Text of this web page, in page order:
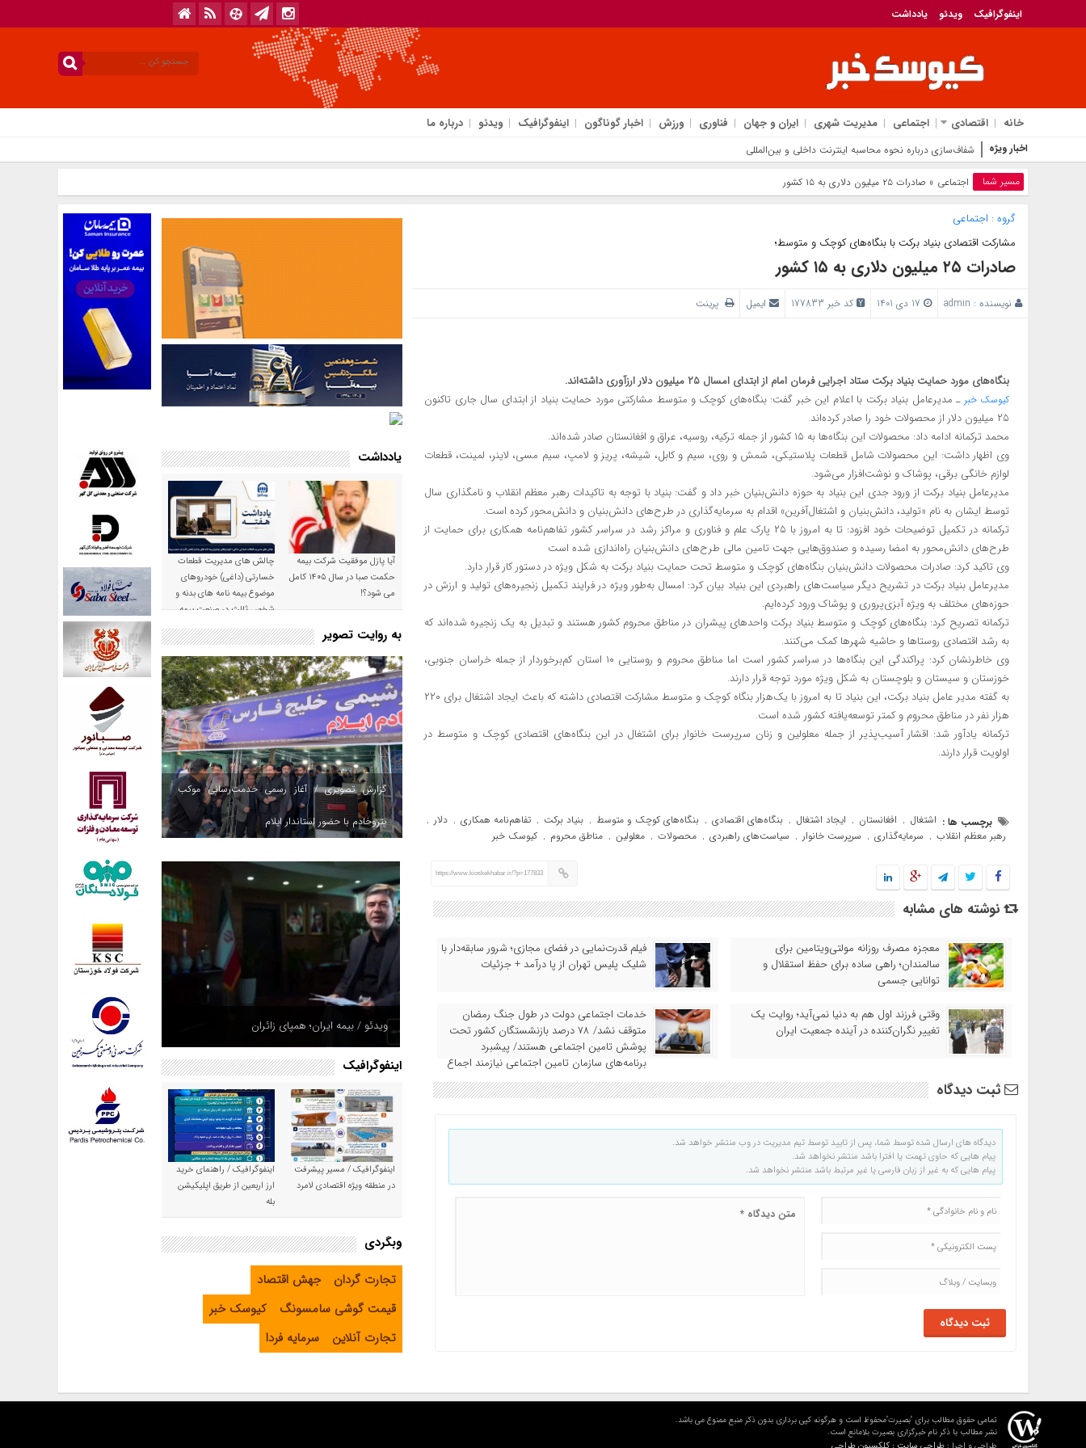
اینفوگرافیک ویدئو یادداشت
خانه اقتصادی اجتماعی مدیریت شهری ایران و جهان فناوری ورزش اخبار گوناگون اینفوگرافیک ویدئو درباره ما
اخبار ویژه شفاف‌سازی درباره نحوه محاسبه اینترنت داخلی و بین‌المللی
مسیر شما اجتماعی » صادرات ۲۵ میلیون دلاری به ۱۵ کشور
گروه : اجتماعی
مشارکت اقتصادی بنیاد برکت با بنگاه‌های کوچک و متوسط؛
صادرات ۲۵ میلیون دلاری به ۱۵ کشور
نویسنده : admin کد خبر 177833 ایمیل پرینت
بنگاه‌های مورد حمایت بنیاد برکت ستاد اجرایی فرمان امام از ابتدای امسال ۲۵ میلیون دلار ارزآوری داشته‌اند.
کیوسک خبر ـ مدیرعامل بنیاد برکت با اعلام این خبر گفت: بنگاه‌های کوچک و متوسط مشارکتی مورد حمایت بنیاد از ابتدای سال جاری تاکنون
۲۵ میلیون دلار از محصولات خود را صادر کرده‌اند.
محمد ترکمانه ادامه داد: محصولات این بنگاه‌ها به ۱۵ کشور از جمله ترکیه، روسیه، عراق و افغانستان صادر شده‌اند.
وی اظهار داشت: این محصولات شامل قطعات پلاستیکی، شمش و روی، سیم و کابل، شیشه، پریز و لامپ، سیم مسی، لاینر، لمینت، قطعات
لوازم خانگی برقی، پوشاک و نوشت‌افزار می‌شود.
مدیرعامل بنیاد برکت از ورود جدی این بنیاد به حوزه دانش‌بنیان خبر داد و گفت: بنیاد با توجه به تاکیدات رهبر معظم انقلاب و نامگذاری سال
توسط ایشان به نام «تولید، دانش‌بنیان و اشتغال‌آفرین» اقدام به سرمایه‌گذاری در طرح‌های دانش‌بنیان و دانش‌محور کرده است.
ترکمانه در تکمیل توضیحات خود افزود: تا به امروز با ۲۵ پارک علم و فناوری و مراکز رشد در سراسر کشور تفاهم‌نامه همکاری برای حمایت از
طرح‌های دانش‌محور به امضا رسیده و صندوق‌هایی جهت تامین مالی طرح‌های دانش‌بنیان راه‌اندازی شده است
وی تاکید کرد: صادرات محصولات دانش‌بنیان بنگاه‌های کوچک و متوسط تحت حمایت بنیاد برکت به شکل ویژه در دستور کار قرار دارد.
مدیرعامل بنیاد برکت در تشریح دیگر سیاست‌های راهبردی این بنیاد بیان کرد: امسال به‌طور ویژه در فرایند تکمیل زنجیره‌های تولید و ارزش در
حوزه‌های مختلف به ویژه آبزی‌پروری و پوشاک ورود کرده‌ایم.
ترکمانه تصریح کرد: بنگاه‌های کوچک و متوسط بنیاد برکت واحدهای پیشران در مناطق محروم کشور هستند و تبدیل به یک زنجیره شده‌اند که
به رشد اقتصادی روستاها و حاشیه شهرها کمک می‌کنند.
وی خاطرنشان کرد: پراکندگی این بنگاه‌ها در سراسر کشور است اما مناطق محروم و روستایی ۱۰ استان کم‌برخوردار از جمله خراسان جنوبی،
خوزستان و سیستان و بلوچستان به شکل ویژه مورد توجه قرار دارند.
به گفته مدیر عامل بنیاد برکت، این بنیاد تا به امروز با یک‌هزار بنگاه کوچک و متوسط مشارکت اقتصادی داشته که باعث ایجاد اشتغال برای ۲۲۰
هزار نفر در مناطق محروم و کمتر توسعه‌یافته کشور شده است.
ترکمانه یادآور شد: اقشار آسیب‌پذیر از جمله معلولین و زنان سرپرست خانوار برای اشتغال در این بنگاه‌های اقتصادی کوچک و متوسط در
اولویت قرار دارند.
برچسب ها : اشتغال , افغانستان , ایجاد اشتغال , بنگاه‌های اقتصادی , بنگاه‌های کوچک و متوسط , بنیاد برکت , تفاهم‌نامه همکاری , دلار ,
رهبر معظم انقلاب , سرمایه‌گذاری , سرپرست خانوار , سیاست‌های راهبردی , محصولات , معلولین , مناطق محروم , کیوسک خبر
https://www.kioskekhabar.ir/?p=177833
نوشته های مشابه
معجزه مصرف روزانه مولتی‌ویتامین برای
سالمندان؛ راهی ساده برای حفظ استقلال و
توانایی جسمی
فیلم قدرت‌نمایی در فضای مجازی؛ شرور سابقه‌دار با
شلیک پلیس تهران از پا درآمد + جزئیات
وقتی فرزند اول هم به دنیا نمی‌آید؛ روایت یک
تغییر نگران‌کننده در آینده جمعیت ایران
خدمات اجتماعی دولت در طول جنگ رمضان
متوقف نشد/ ۷۸ درصد بازنشستگان کشور تحت
پوشش تامین اجتماعی هستند/ پیشبرد
برنامه‌های سازمان تامین اجتماعی نیازمند اجماع
همه ذینفعان است
ثبت دیدگاه
دیدگاه های ارسال شده توسط شما، پس از تایید توسط تیم مدیریت در وب منتشر خواهد شد.
پیام هایی که حاوی تهمت یا افترا باشد منتشر نخواهد شد.
پیام هایی که به غیر از زبان فارسی یا غیر مرتبط باشد منتشر نخواهد شد.
یادداشت
آیا پازل موفقیت شرکت بیمه
حکمت صبا در سال ۱۴۰۵ کامل
می شود؟!
چالش های مدیریت قطعات
خسارتی (داغی) خودروهای
موضوع بیمه نامه های بدنه و
شخص ثالث در صنعت بیمه
به روایت تصویر
گزارش تصویری / آغاز رسمی خدمت‌رسانی موکب
پتروخادم با حضور استاندار ایلام
ویدئو / بیمه ایران؛ همپای زائران
اینفوگرافیک
اینفوگرافیک / مسیر پیشرفت
در منطقه ویژه اقتصادی لامرد
اینفوگرافیک / راهنمای خرید
ارز اربعین از طریق اپلیکیشن
بله
وبگردی
تجارت گردان
جهش اقتصاد
قیمت گوشی سامسونگ
کیوسک خبر
تجارت آنلاین
سرمایه فردا
تمامی حقوق مطالب برای "بصیرت"محفوظ است و هرگونه کپی برداری بدون ذکر منبع ممنوع می باشد.
نشر مطالب با ذکر نام خبرگزاری بصیرت بلامانع است.